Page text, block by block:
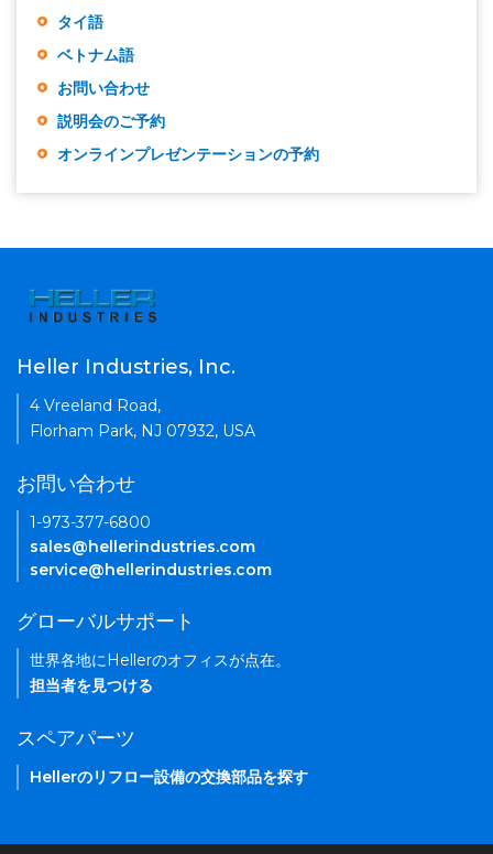
タイ語
ベトナム語
お問い合わせ
説明会のご予約
オンラインプレゼンテーションの予約
Heller Industries, Inc.
4 Vreeland Road,
Florham Park, NJ 07932, USA
お問い合わせ
1-973-377-6800
sales@hellerindustries.com
service@hellerindustries.com
グローバルサポート
世界各地にHellerのオフィスが点在。
担当者を見つける
スペアパーツ
Hellerのリフロー設備の交換部品を探す